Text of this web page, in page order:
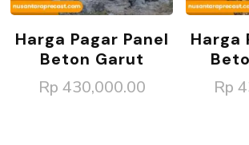
Harga Pagar Panel
Beton Garut
Rp 430,000.00
Harga
Rp